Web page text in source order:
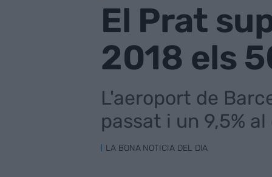
El Prat
2018 els
L'aeroport de
passat i un 9,5%
LA BONA NOTICIA DEL DIA